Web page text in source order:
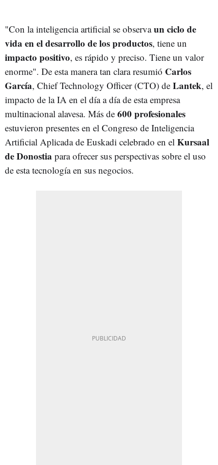
"Con la inteligencia artificial se observaun ciclo de
vida en el desarrollo de los productos, tiene un
impacto positivo, es rápido y preciso. Tiene un valor
enorme". De esta manera tan clara resumió Carlos
García, Chief Technology Officer (CTO) de Lantek, el
impacto de la IA en el día a día de esta empresa
multinacional alavesa. Más de 600 profesionales
estuvieron presentes en el Congreso de Inteligencia
Artificial Aplicada de Euskadi celebrado en el Kursaal
de Donostia para ofrecer sus perspectivas sobre el uso
de esta tecnología en sus negocios.